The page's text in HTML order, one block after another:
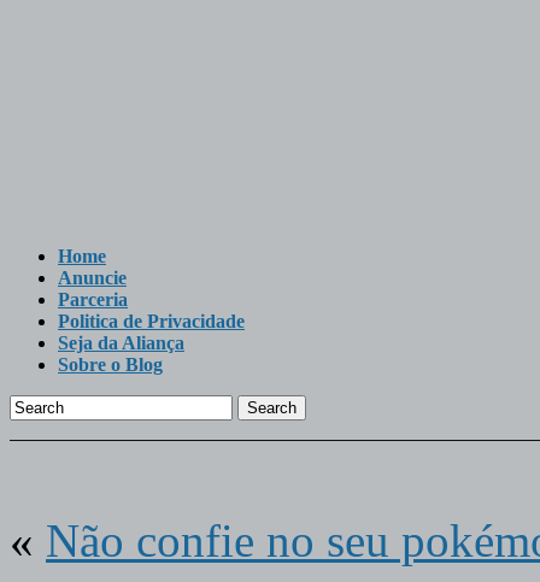
Home
Anuncie
Parceria
Politica de Privacidade
Seja da Aliança
Sobre o Blog
Search
« Não confie no seu